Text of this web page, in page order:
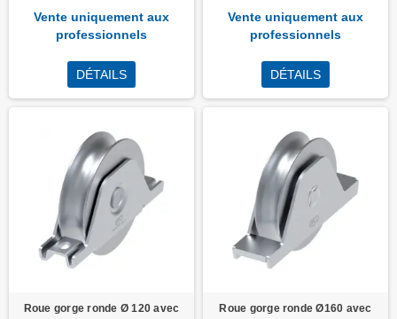
Vente uniquement aux
professionnels
DÉTAILS
Vente uniquement aux
professionnels
DÉTAILS
Roue gorge ronde Ø 120 avec
Roue gorge ronde Ø160 avec